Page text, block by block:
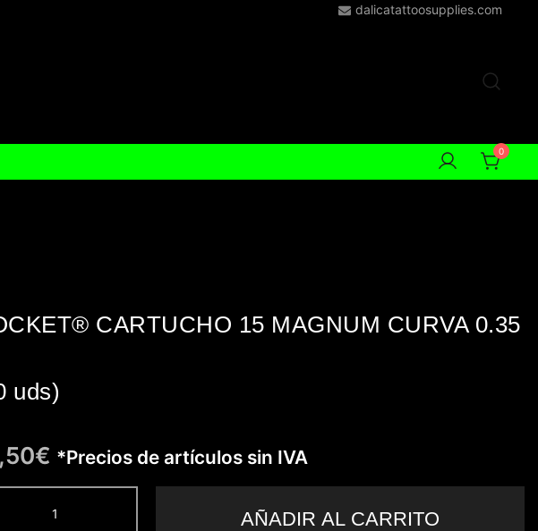
dalicatattoosupplies.com
0
CARTUCHO 15 MAGNUM CURVA 0.35
uds)
€ *Precios de artículos sin IVA
CARTUCHO
15
AÑADIR AL CARRITO